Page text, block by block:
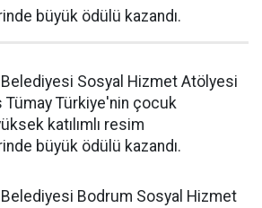
büyük ödülü kazandı.
Sosyal Hizmet Atölyesi
Tümay Türkiye'nin çocuk
katılımlı resim
büyük ödülü kazandı.
Bodrum Sosyal Hizmet